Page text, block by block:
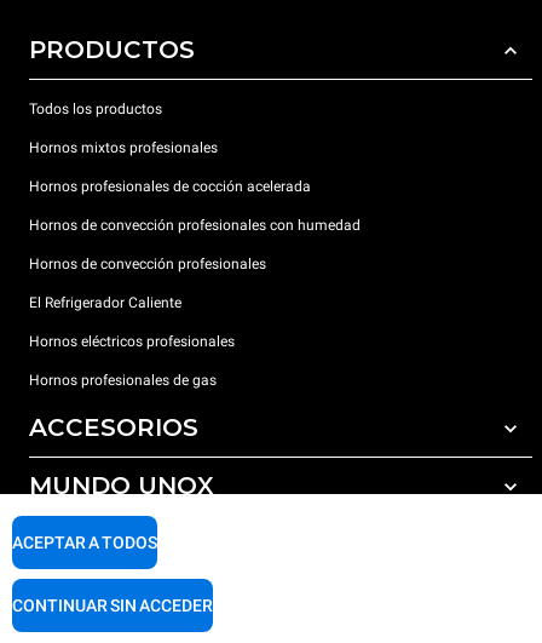
PRODUCTOS
Todos los productos
Hornos mixtos profesionales
Hornos profesionales de cocción acelerada
Hornos de convección profesionales con humedad
Hornos de convección profesionales
El Refrigerador Caliente
Hornos eléctricos profesionales
Hornos profesionales de gas
ACCESORIOS
Todos los accesorios
Detergentes para lavado automático
Detergentes para lavado manual
Tratamiento de agua con filtros de resina
MUNDO UNOX
Nuestras sedes en el mundo
SOPORTE
Garantía Unox
ACEPTAR A TODOS
CONTINUAR SIN ACCEDER